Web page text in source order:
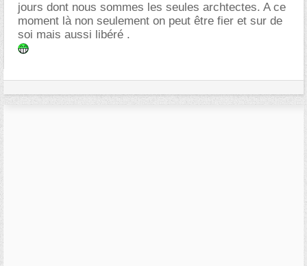
jours dont nous sommes les seules archtectes. A ce
moment là non seulement on peut être fier et sur de
soi mais aussi libéré .